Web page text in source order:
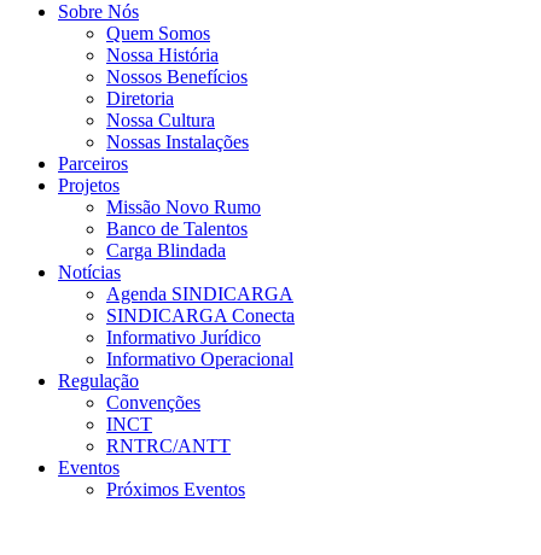
Sobre Nós
Quem Somos
Nossa História
Nossos Benefícios
Diretoria
Nossa Cultura
Nossas Instalações
Parceiros
Projetos
Missão Novo Rumo
Banco de Talentos
Carga Blindada
Notícias
Agenda SINDICARGA
SINDICARGA Conecta
Informativo Jurídico
Informativo Operacional
Regulação
Convenções
INCT
RNTRC/ANTT
Eventos
Próximos Eventos